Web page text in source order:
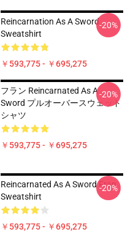
Reincarnation As A Sword
Sweatshirt
￥593,775 - ￥695,275
-20%
フラン Reincarnated As A
Sword プルオーバースウェット
シャツ
￥593,775 - ￥695,275
-20%
Reincarnated As A Sword Fran
Sweatshirt
￥593,775 - ￥695,275
-20%